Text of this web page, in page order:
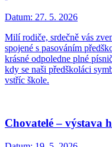
Datum: 27. 5. 2026
Milí rodiče, srdečně vás
spojené s pasováním
krásné odpoledne plné
kdy se naši předškoláci
vstříc škole.
Chovatelé – výstava